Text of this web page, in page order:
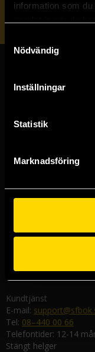
information som
Nödvändig
Inställningar
Statistik
Marknadsföring
Butiker &
Västerlånggatan 48
Göteborgsbutiken
Kungsgatan 19
Malmöbutiken
582 19 Linköping
Kundtjänst
E-mail:
Tel: 08–440 00 66
Telefontider: 12-14
Stängt helger